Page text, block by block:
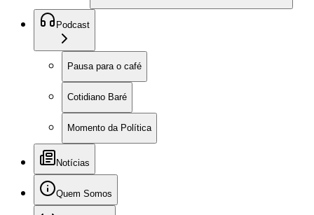
Podcast
Pausa para o café
Cotidiano Baré
Momento da Política
Notícias
Quem Somos